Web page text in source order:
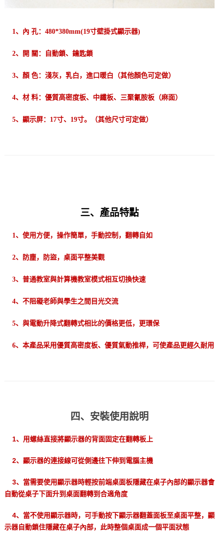
1、內 孔：480*380mm(19寸壁掛式顯示器)
2、開 關：自動鎖、鑰匙鎖
3、顏 色：淺灰，乳白，進口暖白（其他顏色可定做）
4、材 料：優質高密度板、中纖板、三聚氰胺板（麻面）
5、顯示屏：17寸、19寸。（其他尺寸可定做）
三、產品特點
1、使用方便，操作簡單，手動控制，翻轉自如
2、防塵，防盜，桌面平整美觀
3、普通教室與計算機教室模式相互切換快速
4、不阻礙老師與學生之間目光交流
5、與電動升降式翻轉式相比的價格更低，更環保
6、本產品采用優質高密度板、優質氣動推桿，可使產品更經久耐用
四、安裝使用說明
1、用螺絲直接將顯示器的背面固定在翻轉板上
2、顯示器的連接線可從側邊往下伸到電腦主機
3、當需要使用顯示器時輕按前端桌面板隱藏在桌子內部的顯示器會
自動從桌子下面升到桌面翻轉到合適角度
4、當不使用顯示器時，可手動按下顯示器翻蓋面板至桌面平整，顯
示器自動鎖住隱藏在桌子內部，此時整個桌面成一個平面狀態